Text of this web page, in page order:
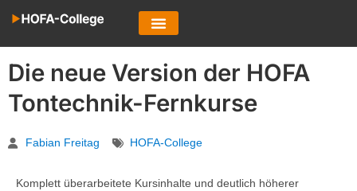
Die neue Version der HOFA
Tontechnik-Fernkurse
Fabian Freitag HOFA-College
Komplett überarbeitete Kursinhalte und deutlich höherer